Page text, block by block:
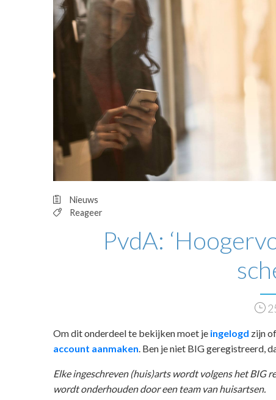
VPHUISARTSEN
MEDISCHE
REGISTRATIE
Nieuws
Reageer
PvdA:
Om dit onderdeel te bekijken moet je ingelogd zijn
account aanmaken . Ben je niet BIG geregistreerd,
Elke ingeschreven (huis)arts wordt volgens het BIG
wordt onderhouden door een team van huisartsen.